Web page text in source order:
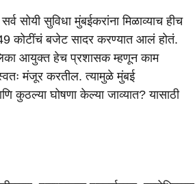
सोयी सुविधा मुंबईकरांना मिळाव्याच हीच
कोटींचं बजेट सादर करण्यात आलं होतं.
आयुक्त हेच प्रशासक म्हणून काम
मंजूर करतील. त्यामुळे मुंबई
कुठल्या घोषणा केल्या जाव्यात? यासाठी